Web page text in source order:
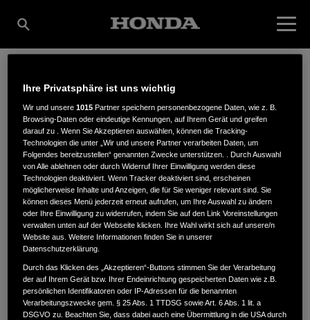
ENDRESS
DOBERSCHÜTZ GMBH
An der Mühle 3,04838,Doberschütz
ANFAHRTSBESCHREIBUNG ANFORDERN
WEBSITE
Ihre Privatsphäre ist uns wichtig
Wir und unsere1015 Partner speichern personenbezogene Daten, wie z. B.
Browsing-Daten oder eindeutige Kennungen, auf Ihrem Gerät und greifen
darauf zu . Wenn Sie Akzeptieren auswählen, können die Tracking-
Technologien die unter „Wir und unsere Partner verarbeiten Daten, um
Folgendes bereitzustellen“ genannten Zwecke unterstützen. . Durch Auswahl
von Alle ablehnen oder durch Widerruf Ihrer Einwilligung werden diese
Technologien deaktiviert. Wenn Tracker deaktiviert sind, erscheinen
möglicherweise Inhalte und Anzeigen, die für Sie weniger relevant sind. Sie
können dieses Menü jederzeit erneut aufrufen, um Ihre Auswahl zu ändern
oder Ihre Einwilligung zu widerrufen, indem Sie auf den Link Voreinstellungen
verwalten unten auf der Webseite klicken. Ihre Wahl wirkt sich auf unsere/n
Website aus. Weitere Informationen finden Sie in unserer
Datenschutzerklärung.
Durch das Klicken des „Akzeptieren“-Buttons stimmen Sie der Verarbeitung
der auf Ihrem Gerät bzw. Ihrer Endeinrichtung gespeicherten Daten wie z.B.
persönlichen Identifikatoren oder IP-Adressen für die benannten
Verarbeitungszwecke gem. § 25 Abs. 1 TTDSG sowie Art. 6 Abs. 1 lit. a
DSGVO zu. Beachten Sie, dass dabei auch eine Übermittlung in die USA durch